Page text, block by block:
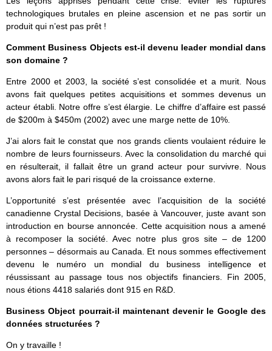
technologiques brutales en pleine ascension et ne pas sortir un
produit qui n’est pas prêt !
Comment Business Objects est-il devenu leader mondial dans
son domaine ?
Entre 2000 et 2003, la société s’est consolidée et a murit. Nous
avons fait quelques petites acquisitions et sommes devenus un
acteur établi. Notre offre s’est élargie. Le chiffre d’affaire est passé
de $200m à $450m (2002) avec une marge nette de 10%.
J’ai alors fait le constat que nos grands clients voulaient réduire le
nombre de leurs fournisseurs. Avec la consolidation du marché qui
en résulterait, il fallait être un grand acteur pour survivre. Nous
avons alors fait le pari risqué de la croissance externe.
L’opportunité s’est présentée avec l’acquisition de la société
canadienne Crystal Decisions, basée à Vancouver, juste avant son
introduction en bourse annoncée. Cette acquisition nous a amené
à recomposer la société. Avec notre plus gros site – de 1200
personnes – désormais au Canada. Et nous sommes effectivement
devenu le numéro un mondial du business intelligence et
réussissant au passage tous nos objectifs financiers. Fin 2005,
nous étions 4418 salariés dont 915 en R&D.
Business Object pourrait-il maintenant devenir le Google des
données structurées ?
On y travaille !